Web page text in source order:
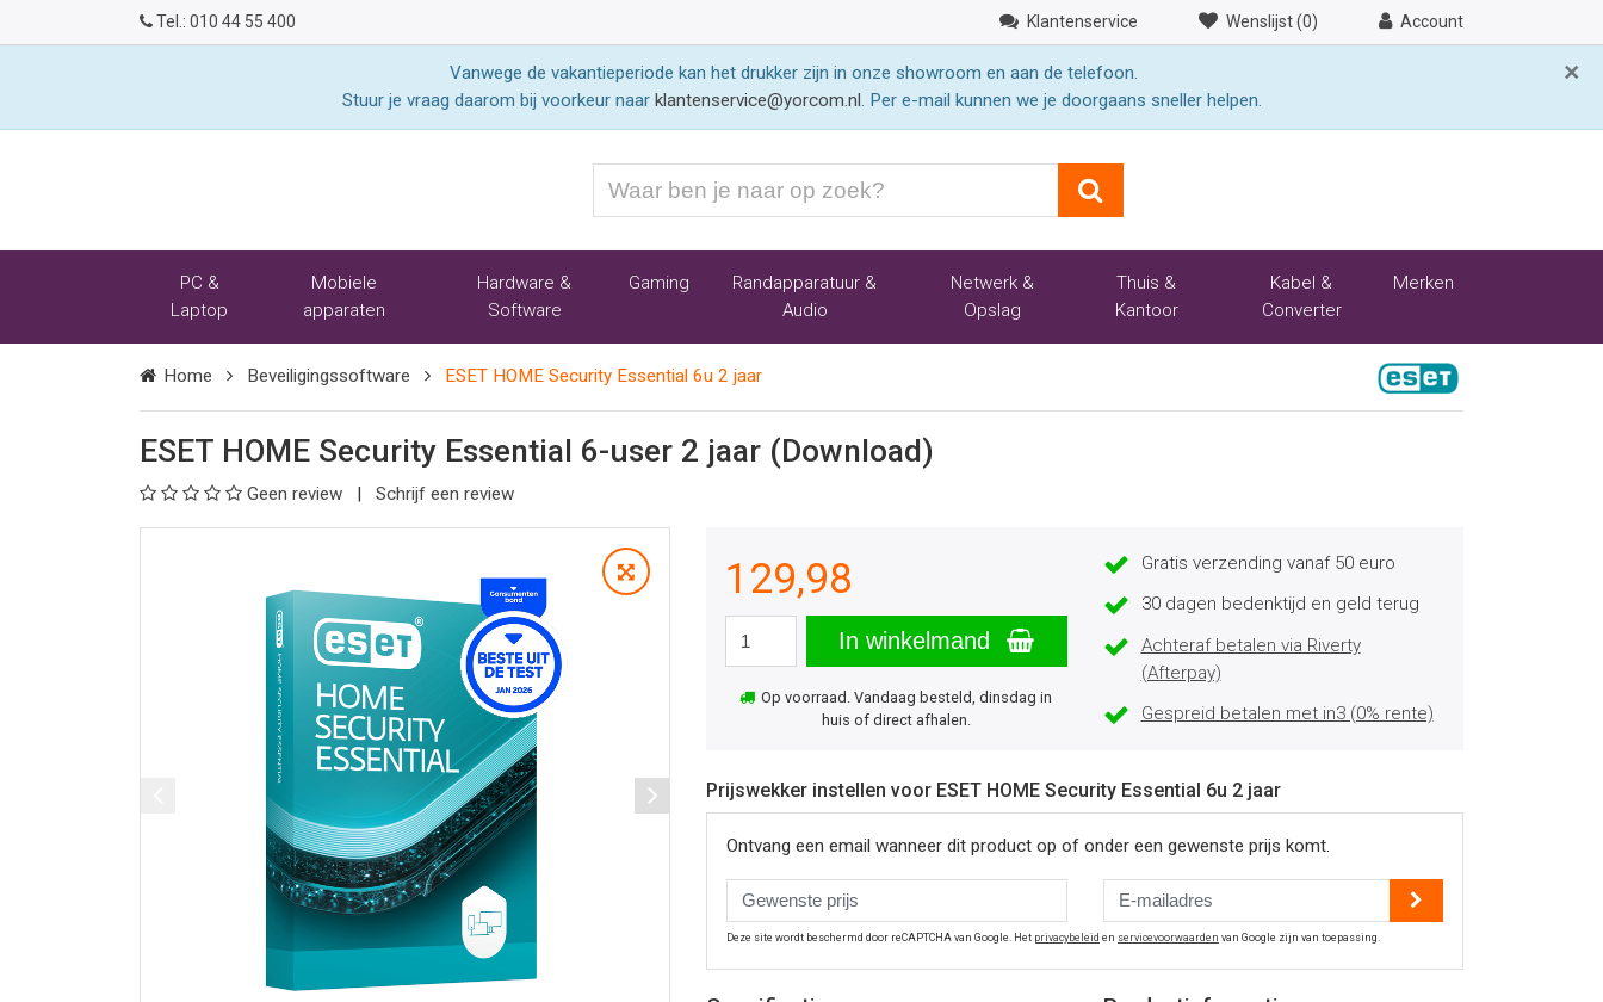
Tel.: 010 44 55 400 Klantenservice Wenslijst (0) Account
×
Vanwege de vakantieperiode kan het drukker zijn in onze showroom en aan de telefoon.
Stuur je vraag daarom bij voorkeur naar klantenservice@yorcom.nl. Per e-mail kunnen we je doorgaans sneller helpen.
ben
naar
PC &
Laptop
Mobiele
apparaten
Hardware &
Software
Gaming
Randapparatuur &
Audio
Netwerk &
Opslag
Thuis &
Kantoor
Kabel &
Converter
Merken
Home Beveiligingssoftware ESET HOME Security Essential 6u 2 jaar
ESET HOME Security Essential 6-user 2 jaar (Download)
Geen review Schrijf een review
129,98
In winkelmand
Op voorraad. Vandaag besteld, dinsdag in
huis of direct afhalen.
Gratis verzending vanaf 50 euro
30 dagen bedenktijd en geld terug
Achteraf betalen via Riverty
(Afterpay)
Gespreid betalen met in3 (0% rente)
Prijswekker instellen voor ESET HOME Security Essential 6u 2 jaar
Ontvang een email wanneer dit product op of onder een gewenste prijs komt.
Deze site wordt beschermd door reCAPTCHA van Google. Het privacybeleid en servicevoorwaarden van Google zijn van toepassing.